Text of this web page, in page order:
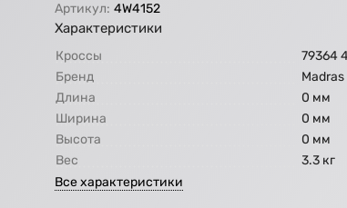
Артикул: 4W4152
Характеристики
Кроссы
79364
Бренд
Madras
Длина
0 мм
Ширина
0 мм
Высота
0 мм
Вес
3.3 кг
Все характеристики